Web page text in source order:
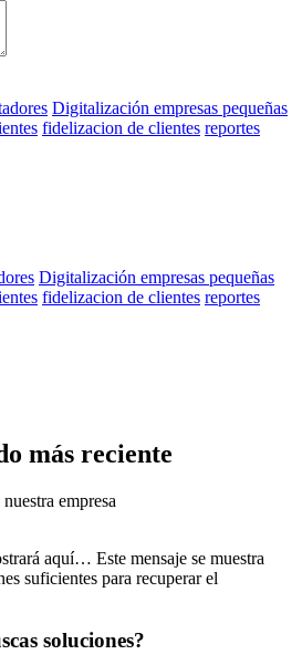
Digitalización empresas pequeñas
fidelizacion de clientes reportes
Digitalización empresas pequeñas
fidelizacion de clientes reportes
más reciente
empresa
aquí… Este mensaje se muestra
suficientes para recuperar el
soluciones?